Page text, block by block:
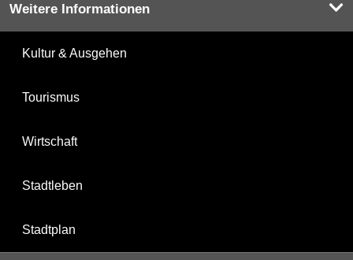
Weitere Informationen
Kultur & Ausgehen
Tourismus
Wirtschaft
Stadtleben
Stadtplan